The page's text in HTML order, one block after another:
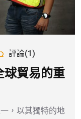
評論(1)
貿易的重
，以其獨特的地